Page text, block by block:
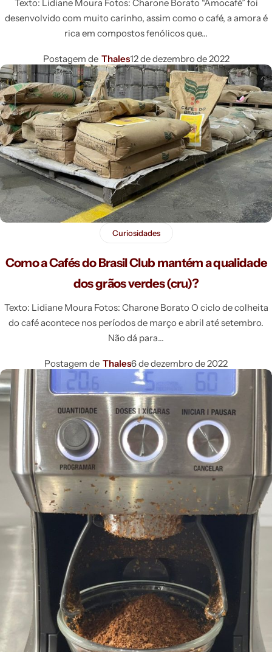
Texto: Lidiane Moura Fotos: Charone Borato “Amocafé” foi
desenvolvido com muito carinho, assim como o café, a amora é
rica em compostos fenólicos que
Postagem de Thales12 de dezembro de 2022
Curiosidades
Como a Cafés do Brasil Club mantém a qualidade
dos grãos verdes (cru)?
Texto: Lidiane Moura Fotos: Charone Borato O ciclo de colheita
do café acontece nos períodos de março e abril até setembro.
Não dá para
Postagem de Thales6 de dezembro de 2022